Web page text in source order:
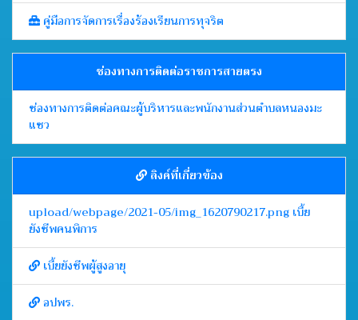
คู่มือการจัดการเรื่องร้องเรียนการทุจริต
ช่องทางการติดต่อราชการสายตรง
ช่องทางการติดต่อคณะผู้บริหารและพนักงานส่วนตำบลหนองมะ
แซว
ลิงค์ที่เกี่ยวข้อง
upload/webpage/2021-05/img_1620790217.png เบี้ย
ยังชีพคนพิการ
เบี้ยยังชีพผู้สูงอายุ
อปพร.